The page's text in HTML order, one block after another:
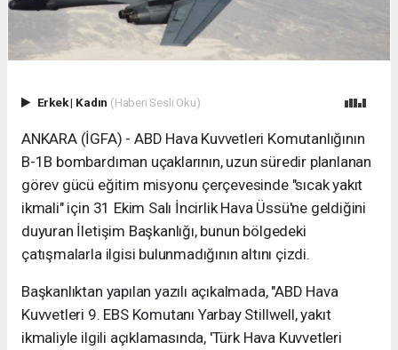
Erkek| Kadın (Haberi Sesli Oku)
ANKARA (İGFA) - ABD Hava Kuvvetleri Komutanlığının
B-1B bombardıman uçaklarının, uzun süredir planlanan
görev gücü eğitim misyonu çerçevesinde "sıcak yakıt
ikmali" için 31 Ekim Salı İncirlik Hava Üssü'ne geldiğini
duyuran İletişim Başkanlığı, bunun bölgedeki
çatışmalarla ilgisi bulunmadığının altını çizdi.
Başkanlıktan yapılan yazılı açıkalmada, "ABD Hava
Kuvvetleri 9. EBS Komutanı Yarbay Stillwell, yakıt
ikmaliyle ilgili açıklamasında, 'Türk Hava Kuvvetleri